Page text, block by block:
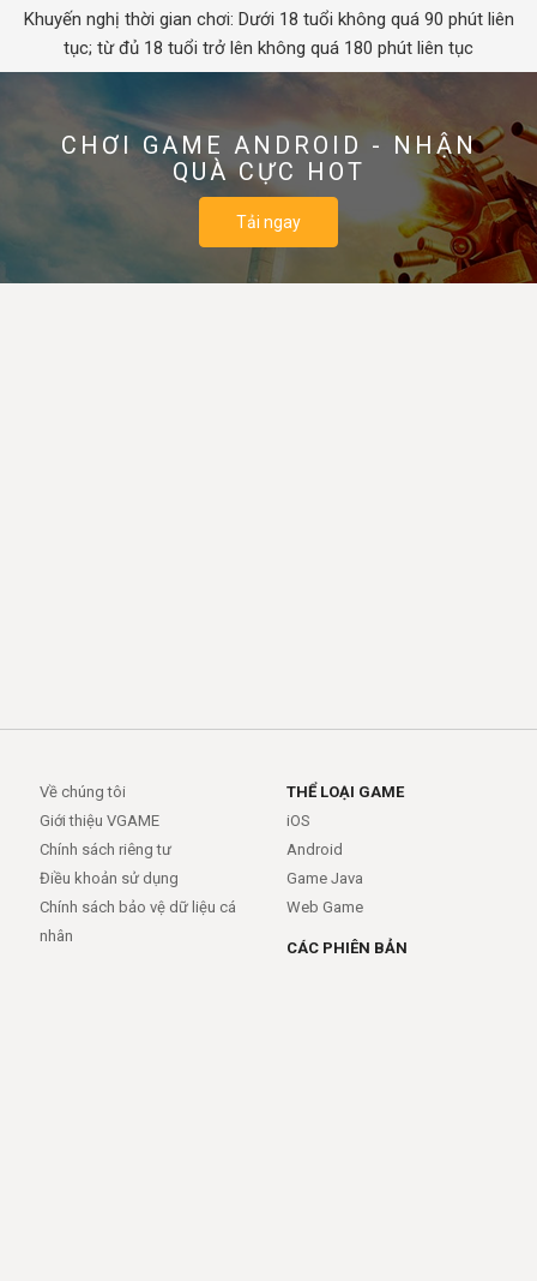
Khuyến nghị thời gian chơi: Dưới 18 tuổi không quá 90 phút liên
tục; từ đủ 18 tuổi trở lên không quá 180 phút liên tục
CHƠI GAME ANDROID - NHẬN
QUÀ CỰC HOT
Tải ngay
Về chúng tôi
Giới thiệu VGAME
Chính sách riêng tư
Điều khoản sử dụng
Chính sách bảo vệ dữ liệu cá
nhân
THỂ LOẠI GAME
iOS
Android
Game Java
Web Game
CÁC PHIÊN BẢN